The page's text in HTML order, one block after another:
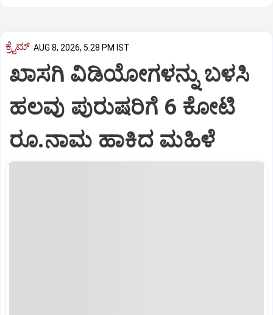
ಕ್ರೈಮ್ AUG 8, 2026, 5:28 PM IST
ಖಾಸಗಿ ವಿಡಿಯೋಗಳನ್ನು ಬಳಸಿ
ಹಲವು ಪುರುಷರಿಗೆ 6 ಕೋಟಿ
ರೂ.ನಾಮ ಹಾಕಿದ ಮಹಿಳೆ